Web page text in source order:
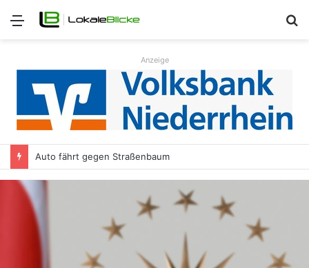
Menü
Anzeige
Auto fährt gegen Straßenbaum